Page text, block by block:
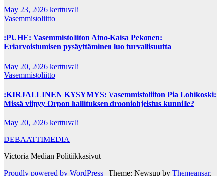
May 23, 2026 kerttuvali
Vasemmistoliitto
:PUHE: Vasemmistoliiton Aino-Kaisa Pekonen:
Eriarvoistumisen pysäyttäminen luo turvallisuutta
May 20, 2026 kerttuvali
Vasemmistoliitto
:KIRJALLINEN KYSYMYS: Vasemmistoliiton Pia Lohikoski:
Missä viipyy Orpon hallituksen drooniohjeistus kunnille?
May 20, 2026 kerttuvali
DEBAATTIMEDIA
Victoria Median Politiikkasivut
Proudly powered by WordPress | Theme: Newsup by Themeansar.